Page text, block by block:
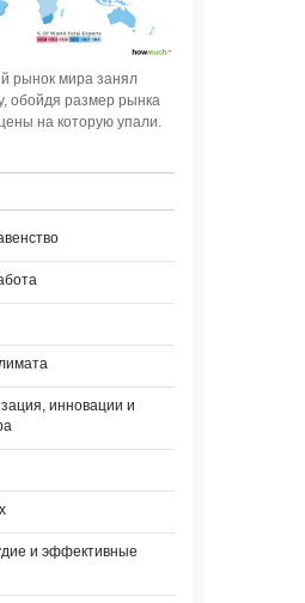
рынок мира занял
обойдя размер рынка
на которую упали.
инновации и
и эффективные